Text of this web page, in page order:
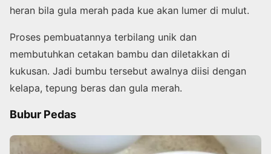
heran bila gula merah pada kue akan lumer di mulut.
Proses pembuatannya terbilang unik dan
membutuhkan cetakan bambu dan diletakkan di
kukusan. Jadi bumbu tersebut awalnya diisi dengan
kelapa, tepung beras dan gula merah.
Bubur Pedas